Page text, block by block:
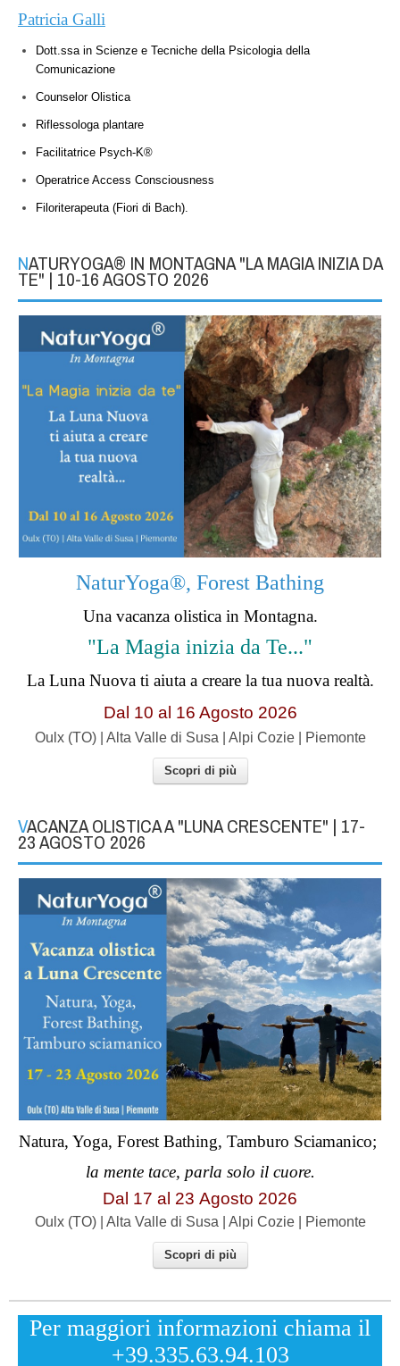
Patricia Galli
Dott.ssa in Scienze e Tecniche della Psicologia della
Comunicazione
Counselor Olistica
Riflessologa plantare
Facilitatrice Psych-K®
Operatrice Access Consciousness
Filoriterapeuta (Fiori di Bach).
NATURYOGA® IN MONTAGNA "LA MAGIA INIZIA DA
TE" | 10-16 AGOSTO 2026
NaturYoga®, Forest Bathing
Una vacanza olistica in Montagna.
"La Magia inizia da Te..."
La Luna Nuova ti aiuta a creare la tua nuova realtà.
Dal 10 al 16 Agosto 2026
Oulx (TO) | Alta Valle di Susa | Alpi Cozie | Piemonte
Scopri di più
VACANZA OLISTICA A "LUNA CRESCENTE" | 17-
23 AGOSTO 2026
Natura, Yoga, Forest Bathing, Tamburo Sciamanico;
la mente tace, parla solo il cuore.
Dal 17 al 23 Agosto 2026
Oulx (TO) | Alta Valle di Susa | Alpi Cozie | Piemonte
Scopri di più
Per maggiori informazioni chiama il
+39.335.63.94.103